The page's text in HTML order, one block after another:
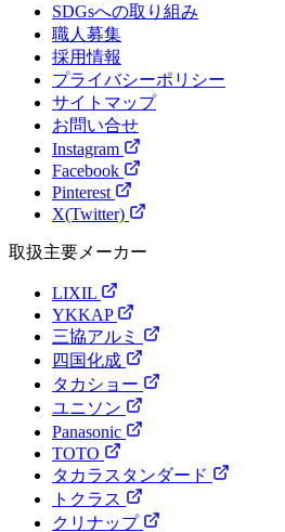
SDGsへの取り組み
職人募集
採用情報
プライバシーポリシー
サイトマップ
お問い合せ
Instagram
Facebook
Pinterest
X(Twitter)
取扱主要メーカー
LIXIL
YKKAP
三協アルミ
四国化成
タカショー
ユニソン
Panasonic
TOTO
タカラスタンダード
トクラス
クリナップ